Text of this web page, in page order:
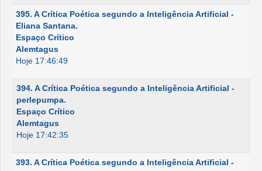
395. A Crítica Poética segundo a Inteligência Artificial -
Eliana Santana.
Espaço Crítico
Alemtagus
Hoje 17:46:49
394. A Crítica Poética segundo a Inteligência Artificial -
perlepumpa.
Espaço Crítico
Alemtagus
Hoje 17:42:35
393. A Crítica Poética segundo a Inteligência Artificial -